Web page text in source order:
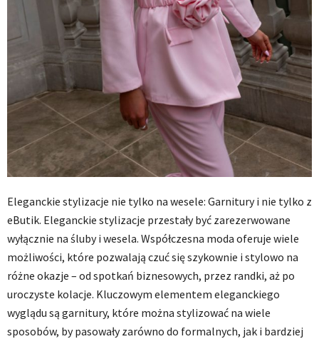
Eleganckie stylizacje nie tylko na wesele: Garnitury i nie tylko z
eButik. Eleganckie stylizacje przestały być zarezerwowane
wyłącznie na śluby i wesela. Współczesna moda oferuje wiele
możliwości, które pozwalają czuć się szykownie i stylowo na
różne okazje – od spotkań biznesowych, przez randki, aż po
uroczyste kolacje. Kluczowym elementem eleganckiego
wyglądu są garnitury, które można stylizować na wiele
sposobów, by pasowały zarówno do formalnych, jak i bardziej